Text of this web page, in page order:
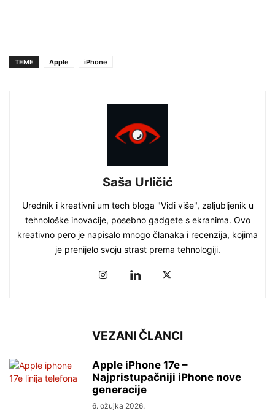
TEME Apple iPhone
Saša Urličić
Urednik i kreativni um tech bloga "Vidi više", zaljubljenik u
tehnološke inovacije, posebno gadgete s ekranima. Ovo
kreativno pero je napisalo mnogo članaka i recenzija, kojima
je prenijelo svoju strast prema tehnologiji.
VEZANI ČLANCI
Apple iPhone 17e –
Najpristupačniji iPhone nove
generacije
6. ožujka 2026.